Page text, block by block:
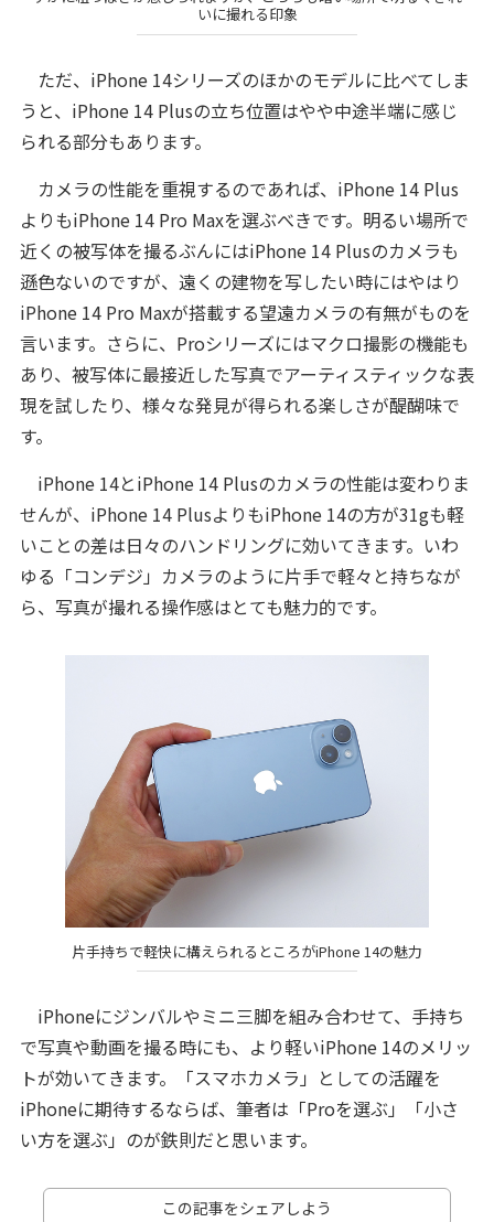
いに撮れる印象
ただ、iPhone 14シリーズのほかのモデルに比べてしま
うと、iPhone 14 Plusの立ち位置はやや中途半端に感じ
られる部分もあります。
カメラの性能を重視するのであれば、iPhone 14 Plus
よりもiPhone 14 Pro Maxを選ぶべきです。明るい場所で
近くの被写体を撮るぶんにはiPhone 14 Plusのカメラも
遜色ないのですが、遠くの建物を写したい時にはやはり
iPhone 14 Pro Maxが搭載する望遠カメラの有無がものを
言います。さらに、Proシリーズにはマクロ撮影の機能も
あり、被写体に最接近した写真でアーティスティックな表
現を試したり、様々な発見が得られる楽しさが醍醐味で
す。
iPhone 14とiPhone 14 Plusのカメラの性能は変わりま
せんが、iPhone 14 PlusよりもiPhone 14の方が31gも軽
いことの差は日々のハンドリングに効いてきます。いわ
ゆる「コンデジ」カメラのように片手で軽々と持ちなが
ら、写真が撮れる操作感はとても魅力的です。
片手持ちで軽快に構えられるところがiPhone 14の魅力
iPhoneにジンバルやミニ三脚を組み合わせて、手持ち
で写真や動画を撮る時にも、より軽いiPhone 14のメリッ
トが効いてきます。「スマホカメラ」としての活躍を
iPhoneに期待するならば、筆者は「Proを選ぶ」「小さ
い方を選ぶ」のが鉄則だと思います。
この記事をシェアしよう